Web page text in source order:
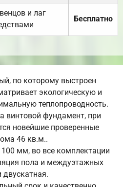
и лаг
Бесплатно
по которому выстроен
экологическую и
теплопроводность.
винтовой фундамент, при
новейшие проверенные
46 кв.м..
мм, во все комплектации
пола и междуэтажных